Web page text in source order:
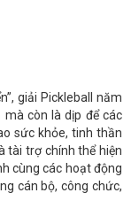
giải Pickleball năm
còn là dịp để các
sức khỏe, tinh thần
tài trợ chính thể hiện
cùng các hoạt động
cán bộ, công chức,